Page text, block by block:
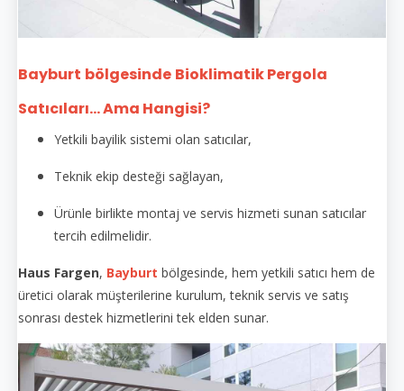
Bayburt bölgesinde Bioklimatik Pergola
Satıcıları... Ama Hangisi?
Yetkili bayilik sistemi olan satıcılar,
Teknik ekip desteği sağlayan,
Ürünle birlikte montaj ve servis hizmeti sunan satıcılar
tercih edilmelidir.
Haus Fargen, Bayburt bölgesinde, hem yetkili satıcı hem de
üretici olarak müşterilerine kurulum, teknik servis ve satış
sonrası destek hizmetlerini tek elden sunar.